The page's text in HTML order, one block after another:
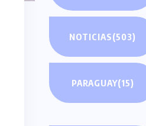
NOTICIAS(503)
PARAGUAY(15)